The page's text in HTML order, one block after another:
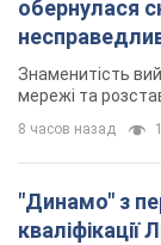
обернулася
Знаменитість
мережі та
8 часов назад
"Динамо" з
кваліфікації